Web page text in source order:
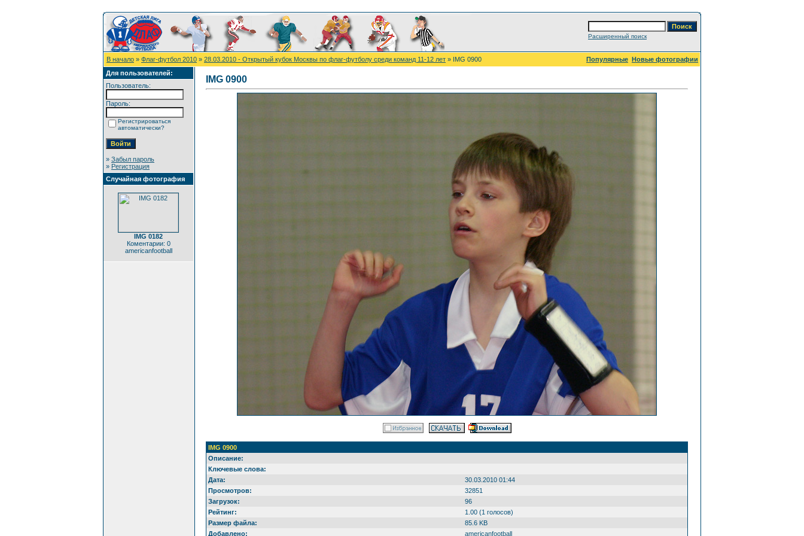
Расширенный поиск
В начало » Флаг-футбол 2010 » 28.03.2010 - Открытый кубок Москвы по флаг-футболу среди команд 11-12 лет » IMG 0900 Популярные Новые фотографии
Для пользователей:
Пользователь:
Пароль:
Регистрироваться
автоматически?
» Забыл пароль
» Регистрация
Случайная фотография
IMG 0182
Коментарии: 0
americanfootball
IMG 0900
IMG 0900
Описание:
Ключевые слова:
Дата:
30.03.2010 01:44
Просмотров:
32851
Загрузок:
96
Рейтинг:
1.00 (1 голосов)
Размер файла:
85.6 KB
Добавлено:
americanfootball